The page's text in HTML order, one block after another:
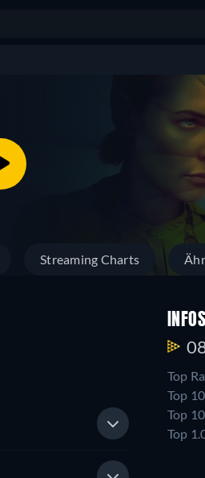
Streaming Charts
Top
Top
Top
Top